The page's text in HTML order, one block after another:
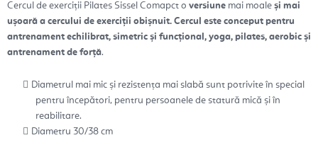
Cercul de exerciții Pilates Sissel Comapct o versiune mai moale și mai
ușoară a cercului de exerciții obișnuit. Cercul este conceput pentru
antrenament echilibrat, simetric și funcțional, yoga, pilates, aerobic și
antrenament de forță.
Diametrul mai mic și rezistența mai slabă sunt potrivite în special
pentru începători, pentru persoanele de statură mică și în
reabilitare.
Diametru 30/38 cm